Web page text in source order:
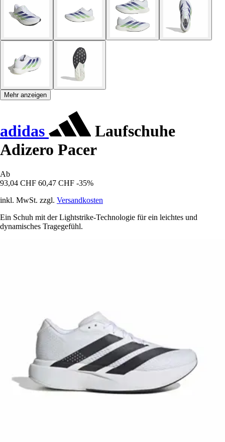
Mehr anzeigen
adidas
Laufschuhe
Adizero Pacer
Ab
93,04 CHF 60,47 CHF -35%
inkl. MwSt. zzgl. Versandkosten
Ein Schuh mit der Lightstrike-Technologie für ein leichtes und
dynamisches Tragegefühl.